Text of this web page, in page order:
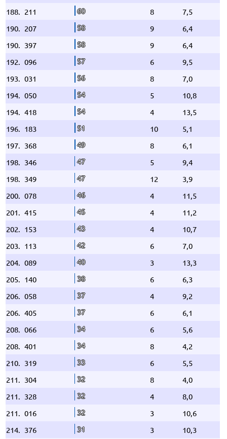
188. 211 60 8
7,5
190. 207 58 9
6,4
190. 397 58 9
6,4
192. 096 57 6
9,5
193. 031 56 8
7,0
194. 050 54 5
10,8
194. 418 54 4
13,5
196. 183 51 10
5,1
197. 368 49 8
6,1
198. 346 47 5
9,4
198. 349 47 12
3,9
200. 078 46 4
11,5
201. 415 45 4
11,2
202. 153 43 4
10,7
203. 113 42 6
7,0
204. 089 40 3
13,3
205. 140 38 6
6,3
206. 058 37 4
9,2
206. 405 37 6
6,1
208. 066 34 6
5,6
208. 401 34 8
4,2
210. 319 33 6
5,5
211. 304 32 8
4,0
211. 328 32 4
8,0
211. 016 32 3
10,6
214. 376 31 3
10,3